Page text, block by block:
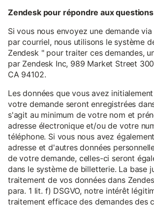
Zendesk pour répondre aux
Si vous nous envoyez une demande
par courriel, nous utilisons le système
Zendesk " pour traiter ces demandes,
par Zendesk Inc, 989 Market Street
CA 94102.
Les données que vous avez
votre demande seront enregistrées
s'agit au minimum de votre nom et
adresse électronique et/ou de votre
téléphone. Si vous nous avez
adresse et d'autres données
de votre demande, celles-ci seront
dans le système de billetterie. La base
traitement de vos données dans
para. 1 lit. f) DSGVO, notre intérêt
traitement efficace des demandes des